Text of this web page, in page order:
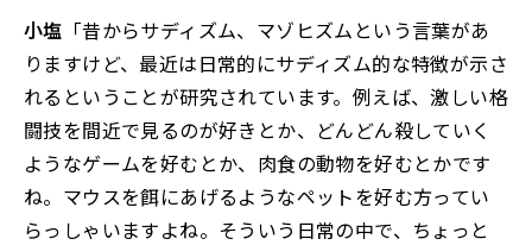
小塩 「昔からサディズム、マゾヒズムという言葉があ
りますけど、最近は日常的にサディズム的な特徴が示さ
れるということが研究されています。例えば、激しい格
闘技を間近で見るのが好きとか、どんどん殺していく
ようなゲームを好むとか、肉食の動物を好むとかです
ね。マウスを餌にあげるようなペットを好む方ってい
らっしゃいますよね。そういう日常の中で、ちょっと